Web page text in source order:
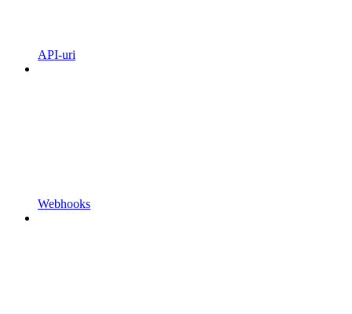
API-uri
Webhooks